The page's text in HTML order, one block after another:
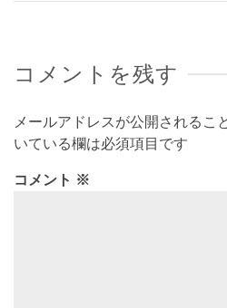
コメントを残す
メールアドレスが公開されるこ
いている欄は必須項目です
コメント ※